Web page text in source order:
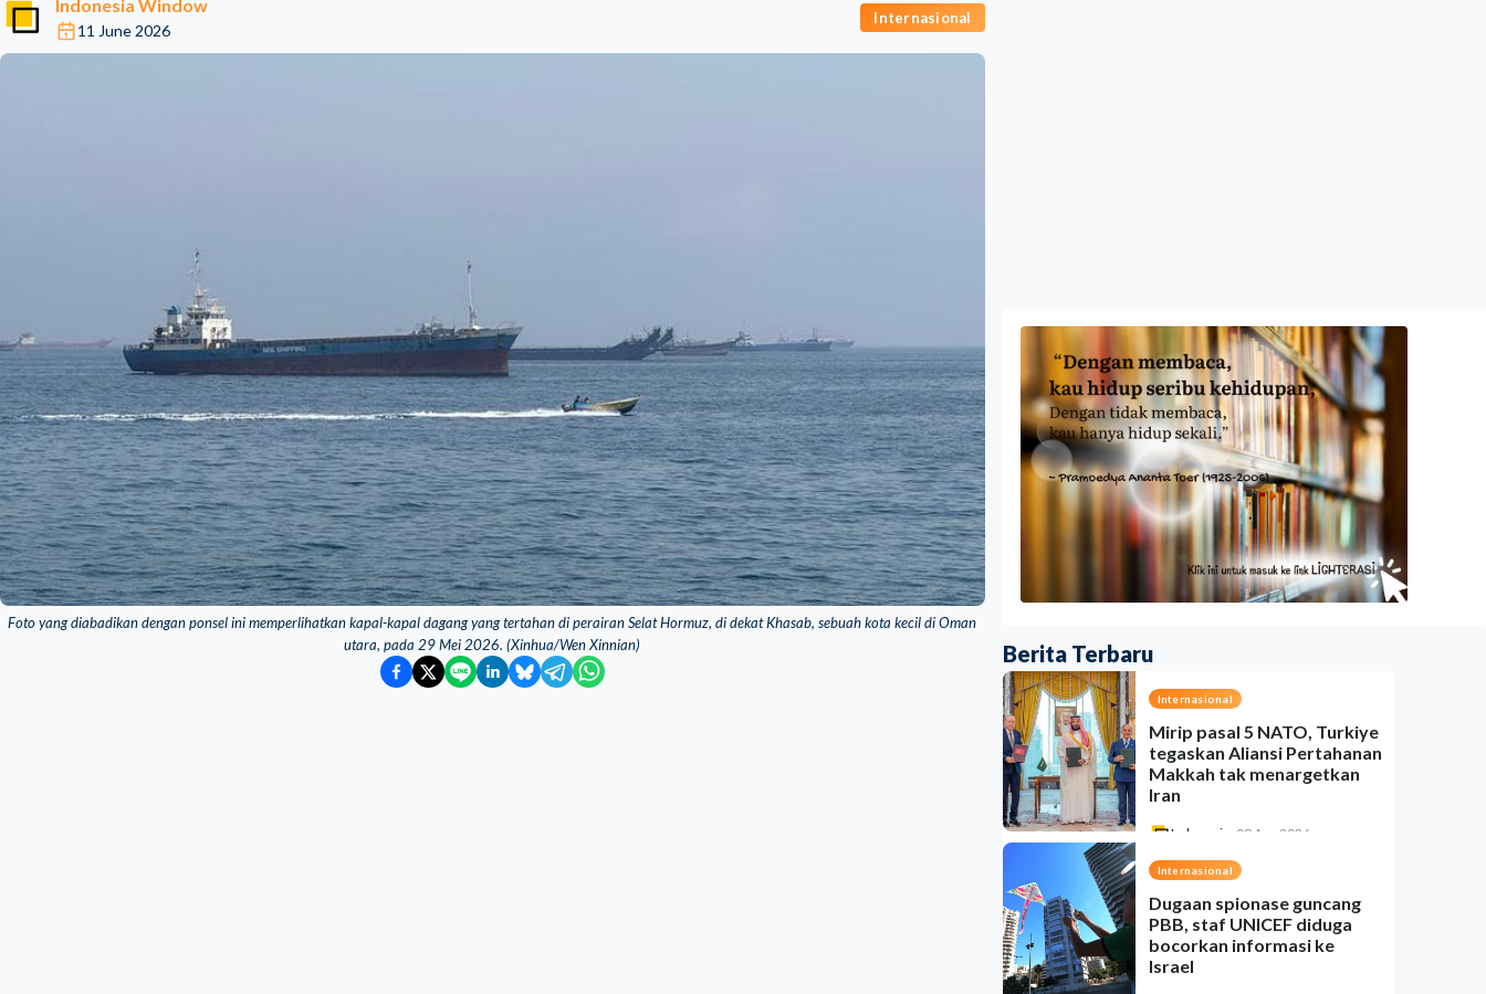
Indonesia Window
11 June 2026
Internasional
Foto yang diabadikan dengan ponsel ini memperlihatkan kapal-kapal dagang yang tertahan di perairan Selat Hormuz, di dekat Khasab, sebuah kota kecil di Oman
utara, pada 29 Mei 2026. (Xinhua/Wen Xinnian)
Berita Terbaru
Internasional
Mirip pasal 5 NATO, Turkiye
tegaskan Aliansi Pertahanan
Makkah tak menargetkan
Iran
Indonesia 09 Aug 2026
Internasional
Dugaan spionase guncang
PBB, staf UNICEF diduga
bocorkan informasi ke
Israel